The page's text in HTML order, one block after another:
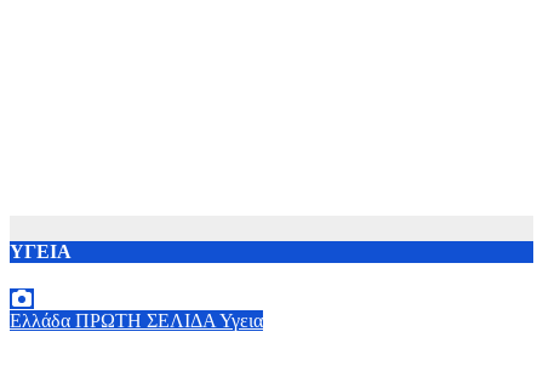
ΥΓΕΙΑ
Ελλάδα ΠΡΩΤΗ ΣΕΛΙΔΑΥγεια